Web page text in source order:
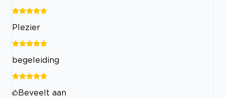
Plezier
begeleiding
Beveelt aan